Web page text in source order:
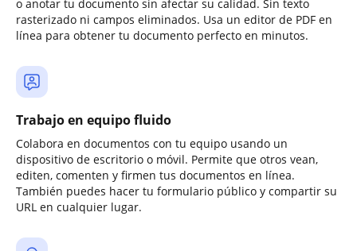
o anotar tu documento sin afectar su calidad. Sin texto
rasterizado ni campos eliminados. Usa un editor de PDF en
línea para obtener tu documento perfecto en minutos.
Trabajo en equipo fluido
Colabora en documentos con tu equipo usando un
dispositivo de escritorio o móvil. Permite que otros vean,
editen, comenten y firmen tus documentos en línea.
También puedes hacer tu formulario público y compartir su
URL en cualquier lugar.